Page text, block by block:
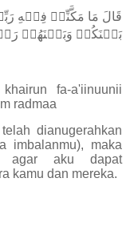
قَالَ مَا مَكَّنِّىۡ فِيۡهِ
بَيۡنَكُمۡ وَبَيۡنَهُمۡ
fa-a'iinuunii
radmaa
dianugerahkan
imbalanmu), maka
agar aku dapat
kamu dan mereka.